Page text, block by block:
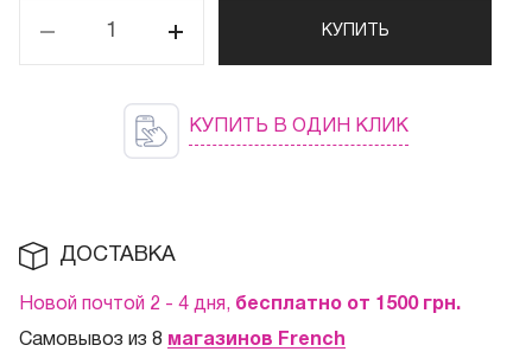
КУПИТЬ
КУПИТЬ В ОДИН КЛИК
ДОСТАВКА
Новой почтой 2 - 4 дня, бесплатно от 1500 грн.
Самовывоз из 8 магазинов French